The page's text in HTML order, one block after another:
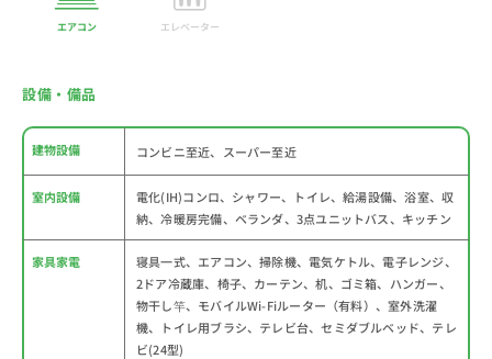
エアコン エレベーター
設備・備品
建物設備 コンビニ至近、スーパー至近
室内設備
電化(IH)コンロ、シャワー、トイレ、給湯設備、浴室、収
納、冷暖房完備、ベランダ、3点ユニットバス、キッチン
家具家電
寝具一式、エアコン、掃除機、電気ケトル、電子レンジ、
2ドア冷蔵庫、椅子、カーテン、机、ゴミ箱、ハンガー、
物干し竿、モバイルWi-Fiルーター（有料）、室外洗濯
機、トイレ用ブラシ、テレビ台、セミダブルベッド、テレ
ビ(24型)